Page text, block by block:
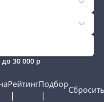
до 30 000р
РейтингПодбор
Сбросить